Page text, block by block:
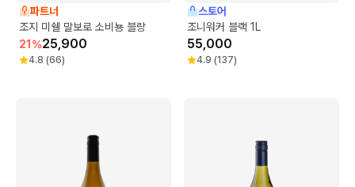
파트너
조지 미쉘 말보로 소비뇽 블랑
21 %25,900
4.8 (66)
스토어
조니워커 블랙 1L
55,000
4.9 (137)